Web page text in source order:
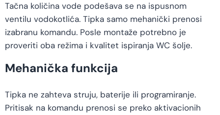
Tačna količina vode podešava se na ispusnom
ventilu vodokotlića. Tipka samo mehanički prenosi
izabranu komandu. Posle montaže potrebno je
proveriti oba režima i kvalitet ispiranja WC šolje.
Mehanička funkcija
Tipka ne zahteva struju, baterije ili programiranje.
Pritisak na komandu prenosi se preko aktivacionih